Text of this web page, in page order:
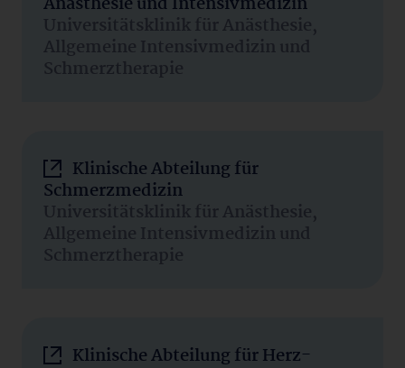
Universitätsklinik für Anästhesie,
Allgemeine Intensivmedizin und
Schmerztherapie
Klinische Abteilung für
Schmerzmedizin
Universitätsklinik für Anästhesie,
Allgemeine Intensivmedizin und
Schmerztherapie
Klinische Abteilung für Herz-